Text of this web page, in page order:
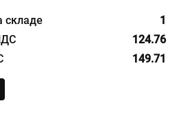
1
124.76
149.71